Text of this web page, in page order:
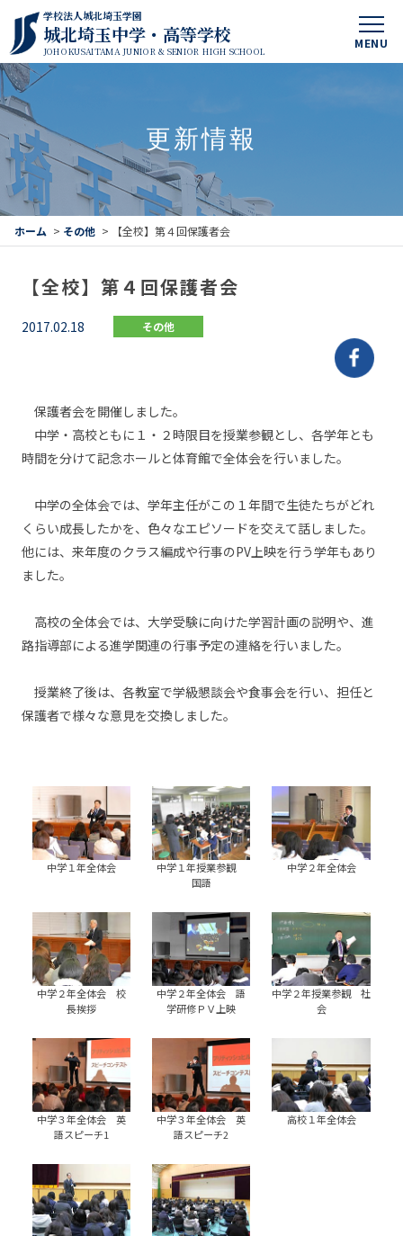
MENU
学校法人城北埼玉学園
城北埼玉中学・高等学校
JOHOKUSAITAMA JUNIOR & SENIOR HIGH SCHOOL
更新情報
ホーム > その他 > 【全校】第４回保護者会
【全校】第４回保護者会
2017.02.18 その他
保護者会を開催しました。
中学・高校ともに１・２時限目を授業参観とし、各学年とも
時間を分けて記念ホールと体育館で全体会を行いました。
中学の全体会では、学年主任がこの１年間で生徒たちがどれ
くらい成長したかを、色々なエピソードを交えて話しました。
他には、来年度のクラス編成や行事のPV上映を行う学年もあり
ました。
高校の全体会では、大学受験に向けた学習計画の説明や、進
路指導部による進学関連の行事予定の連絡を行いました。
授業終了後は、各教室で学級懇談会や食事会を行い、担任と
保護者で様々な意見を交換しました。
中学１年全体会
中学１年授業参観
国語
中学２年全体会
中学２年全体会 校
長挨拶
中学２年全体会 語
学研修ＰＶ上映
中学２年授業参観 社
会
中学３年全体会 英
語スピーチ1
中学３年全体会 英
語スピーチ2
高校１年全体会